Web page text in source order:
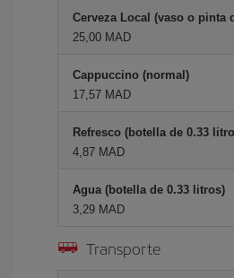
Cerveza Local (vaso o pinta
25,00 MAD
Cappuccino (normal)
17,57 MAD
Refresco (botella de 0.33
4,87 MAD
Agua (botella de 0.33 litros)
3,29 MAD
Transporte